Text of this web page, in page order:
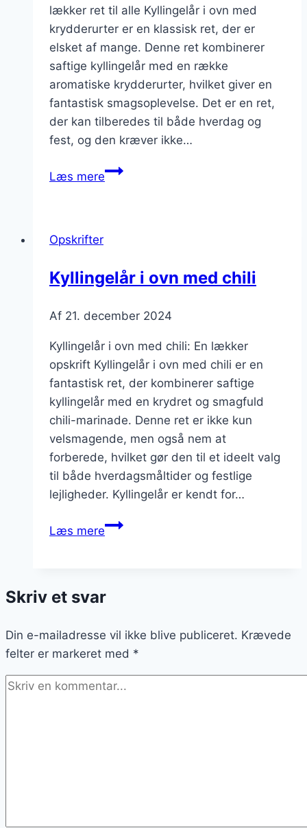
lækker ret til alle Kyllingelår i ovn med
krydderurter er en klassisk ret, der er
elsket af mange. Denne ret kombinerer
saftige kyllingelår med en række
aromatiske krydderurter, hvilket giver en
fantastisk smagsoplevelse. Det er en ret,
der kan tilberedes til både hverdag og
fest, og den kræver ikke…
Læs mereKyllingelår
Opskrifter
Kyllingelår i ovn med chili
Af 21. december 2024
Kyllingelår i ovn med chili: En lækker
opskrift Kyllingelår i ovn med chili er en
fantastisk ret, der kombinerer saftige
kyllingelår med en krydret og smagfuld
chili-marinade. Denne ret er ikke kun
velsmagende, men også nem at
forberede, hvilket gør den til et ideelt valg
til både hverdagsmåltider og festlige
lejligheder. Kyllingelår er kendt for…
Læs mereKyllingelår
chili
Skriv et svar
Din e-mailadresse vil ikke blive publiceret. Krævede
felter er markeret med *